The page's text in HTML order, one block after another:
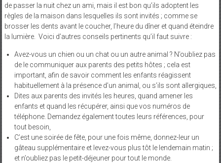
de passer la nuit chez un ami, mais il est bon qu’ils adoptent les
règles de la maison dans lesquelles ils sont invités ; comme se
brosser les dents avant le coucher, l’heure du dîner et quand éteindre
la lumière. Voici d’autres conseils pertinents qu’il faut suivre :
Avez-vous un chien ou un chat ou un autre animal ? N’oubliez pas
de le communiquer aux parents des petits hôtes ; cela est
important, afin de savoir comment les enfants réagissent
habituellement à la présence d’un animal, ou s’ils sont allergiques,
Dites aux parents des invités les heures, quand amener les
enfants et quand les récupérer, ainsi que vos numéros de
téléphone. Demandez également toutes leurs références, pour
tout besoin,
C’est une soirée de fête, pour une fois même, donnez-leur un
gâteau supplémentaire et levez-vous plus tôt le lendemain matin ;
et n’oubliez pas le petit-déjeuner pour tout le monde.